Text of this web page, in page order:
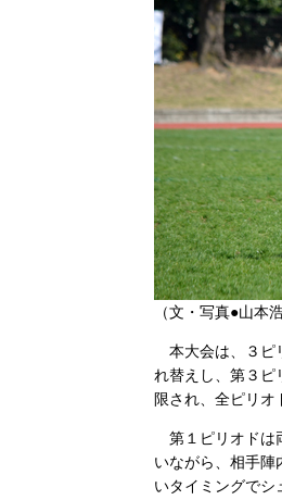
（文・写真●山本浩
本大会は、３ピ
れ替えし、第３ピ
限され、全ピリオ
第１ピリオドは
いながら、相手陣
いタイミングでシ